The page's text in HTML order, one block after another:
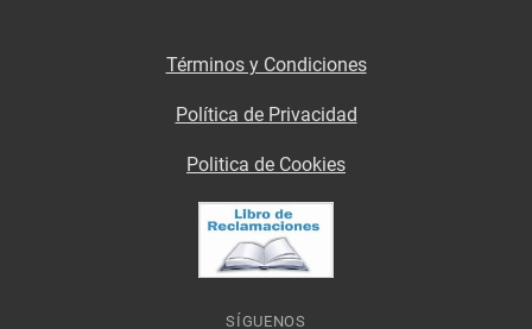
Términos y Condiciones
Política de Privacidad
Politica de Cookies
SÍGUENOS